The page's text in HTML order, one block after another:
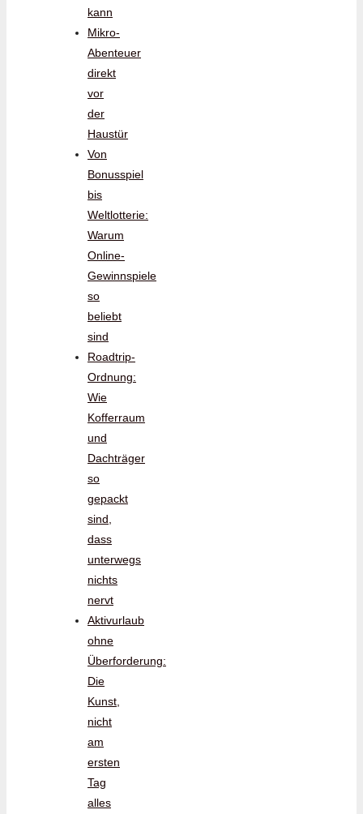
kann
Mikro-
Abenteuer
direkt
vor
der
Haustür
Von
Bonusspiel
bis
Weltlotterie:
Warum
Online-
Gewinnspiele
so
beliebt
sind
Roadtrip-
Ordnung:
Wie
Kofferraum
und
Dachträger
so
gepackt
sind,
dass
unterwegs
nichts
nervt
Aktivurlaub
ohne
Überforderung:
Die
Kunst,
nicht
am
ersten
Tag
alles